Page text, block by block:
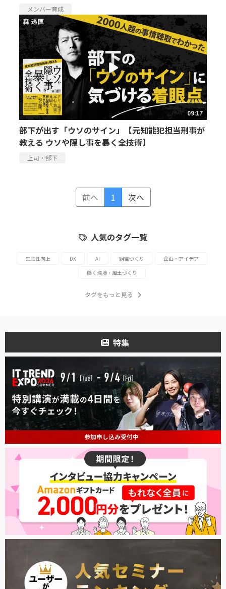
メンバー育成
09:17
部下が出す「ウソのサイン」【元知能犯担当刑事が
教える ウソや隠し事を暴く全技術】
上司・部下
前へ 1 次へ
人気のタグ一覧
生産性向上 DX AI 組織づくり
企画・アイデア
働く環境・風土づくり
タグをもっと見る
特集